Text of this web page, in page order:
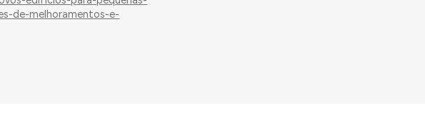
a sua hora nos planos gerais estabelecidos pela
de-melhoramentos-e-